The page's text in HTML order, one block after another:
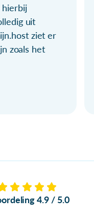
hierbij
uit
ziet er
zoals het
4.9 / 5.0